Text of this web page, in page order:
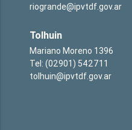
riogrande@ipvtdf.gov.ar
Tolhuin
Mariano Moreno 1396
Tel: (02901) 542711
tolhuin@ipvtdf.gov.ar